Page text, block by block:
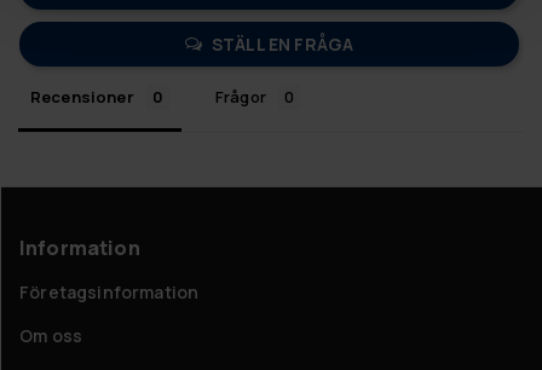
STÄLL EN FRÅGA
Recensioner Frågor
Information
Företagsinformation
Om oss